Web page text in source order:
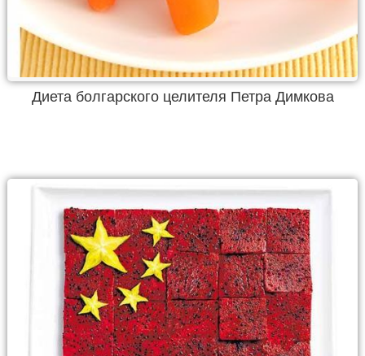
Диета болгарского целителя Петра Димкова